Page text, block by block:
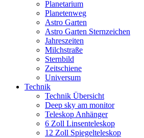
Planetarium
Planetenweg
Astro Garten
Astro Garten Sternzeichen
Jahreszeiten
Milchstraße
Sternbild
Zeitschiene
Universum
Technik
Technik Übersicht
Deep sky am monitor
Teleskop Anhänger
6 Zoll Linsenteleskop
12 Zoll Spiegelteleskop